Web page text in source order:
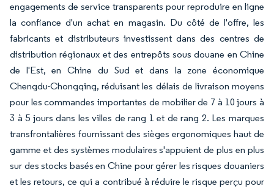
engagements de service transparents pour reproduire en ligne
la confiance d'un achat en magasin. Du côté de l'offre, les
fabricants et distributeurs investissent dans des centres de
distribution régionaux et des entrepôts sous douane en Chine
de l'Est, en Chine du Sud et dans la zone économique
Chengdu-Chongqing, réduisant les délais de livraison moyens
pour les commandes importantes de mobilier de 7 à 10 jours à
3 à 5 jours dans les villes de rang 1 et de rang 2. Les marques
transfrontalières fournissant des sièges ergonomiques haut de
gamme et des systèmes modulaires s'appuient de plus en plus
sur des stocks basés en Chine pour gérer les risques douaniers
et les retours, ce qui a contribué à réduire le risque perçu pour